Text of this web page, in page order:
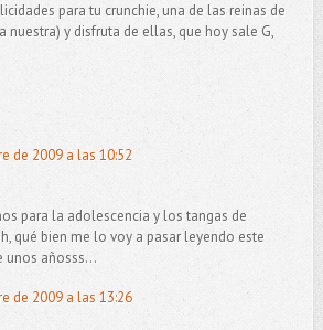
para tu crunchie, una de las reinas de
nuestra) y disfruta de ellas, que hoy sale G,
de 2009 a las 10:52
para la adolescencia y los tangas de
qué bien me lo voy a pasar leyendo este
unos añosss...
de 2009 a las 13:26